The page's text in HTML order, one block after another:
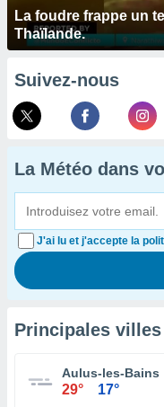
La foudre frappe un
Thaïlande.
Suivez-nous
La Météo dans
J'ai lu et j'accepte la
Principales villes
Aulus-les-Bains
29° 17°